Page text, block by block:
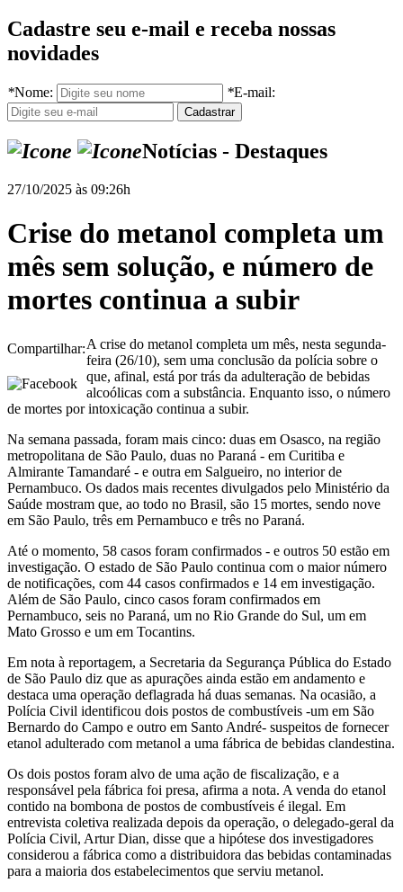
Cadastre seu e-mail e receba nossas
novidades
*Nome: *E-mail:
Notícias - Destaques
27/10/2025 às 09:26h
Crise do metanol completa um
mês sem solução, e número de
mortes continua a subir
Compartilhar:A crise do metanol completa um mês, nesta segunda-
feira (26/10), sem uma conclusão da polícia sobre o
que, afinal, está por trás da adulteração de bebidas
alcoólicas com a substância. Enquanto isso, o número
de mortes por intoxicação continua a subir.
Na semana passada, foram mais cinco: duas em Osasco, na região
metropolitana de São Paulo, duas no Paraná - em Curitiba e
Almirante Tamandaré - e outra em Salgueiro, no interior de
Pernambuco. Os dados mais recentes divulgados pelo Ministério da
Saúde mostram que, ao todo no Brasil, são 15 mortes, sendo nove
em São Paulo, três em Pernambuco e três no Paraná.
Até o momento, 58 casos foram confirmados - e outros 50 estão em
investigação. O estado de São Paulo continua com o maior número
de notificações, com 44 casos confirmados e 14 em investigação.
Além de São Paulo, cinco casos foram confirmados em
Pernambuco, seis no Paraná, um no Rio Grande do Sul, um em
Mato Grosso e um em Tocantins.
Em nota à reportagem, a Secretaria da Segurança Pública do Estado
de São Paulo diz que as apurações ainda estão em andamento e
destaca uma operação deflagrada há duas semanas. Na ocasião, a
Polícia Civil identificou dois postos de combustíveis -um em São
Bernardo do Campo e outro em Santo André- suspeitos de fornecer
etanol adulterado com metanol a uma fábrica de bebidas clandestina.
Os dois postos foram alvo de uma ação de fiscalização, e a
responsável pela fábrica foi presa, afirma a nota. A venda do etanol
contido na bombona de postos de combustíveis é ilegal. Em
entrevista coletiva realizada depois da operação, o delegado-geral da
Polícia Civil, Artur Dian, disse que a hipótese dos investigadores
considerou a fábrica como a distribuidora das bebidas contaminadas
para a maioria dos estabelecimentos que serviu metanol.